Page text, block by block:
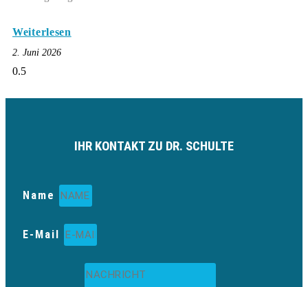
Weiterlesen
2. Juni 2026
IHR KONTAKT ZU DR. SCHULTE
Name
E-Mail